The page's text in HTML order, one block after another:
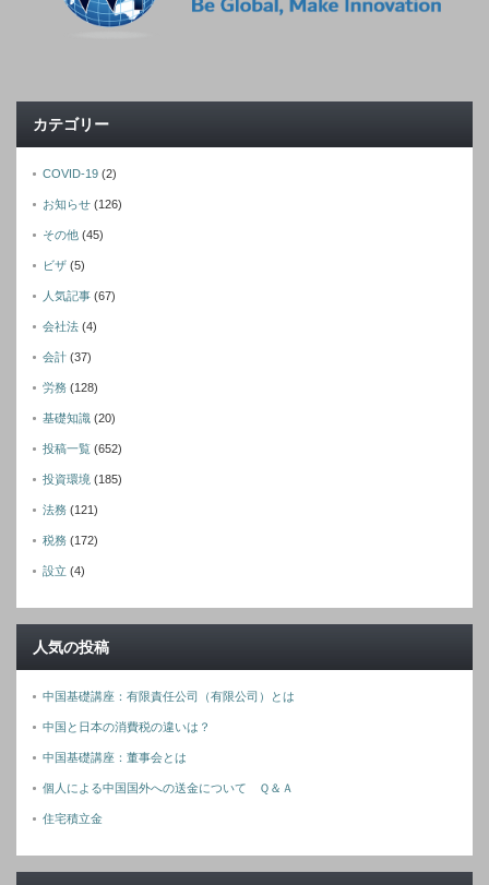
カテゴリー
COVID-19 (2)
お知らせ (126)
その他 (45)
ビザ (5)
人気記事 (67)
会社法 (4)
会計 (37)
労務 (128)
基礎知識 (20)
投稿一覧 (652)
投資環境 (185)
法務 (121)
税務 (172)
設立 (4)
人気の投稿
中国基礎講座：有限責任公司（有限公司）とは
中国と日本の消費税の違いは？
中国基礎講座：董事会とは
個人による中国国外への送金について Ｑ＆Ａ
住宅積立金